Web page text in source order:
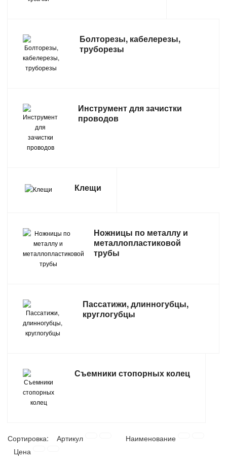
САНТЕХНИКА
СКЛАДСКОЕ ОБОРУДОВАНИЕ
СНЕГОУБОРОЧНЫЙ ИНВЕНТАРЬ
СТРОИТЕЛЬНЫЕ И ОТДЕЛОЧНЫЕ МАТЕРИАЛЫ
ТОВАРЫ ДЛЯ ДОМА
ТОВАРЫ ДЛЯ ЖИВОТНЫХ
ЭЛЕКТРОИНСТРУМЕНТЫ, БЕНЗОИНСТРУМЕНТЫ
ЭЛЕКТРОМОНТАЖНЫЕ ТОВАРЫ, СВЕТОТЕХНИКА
Болторезы, кабелерезы,
труборезы
Инструмент для зачистки
проводов
Клещи
Ножницы по металлу и
металлопластиковой
трубы
Пассатижи, длинногубцы,
круглогубцы
Съемники стопорных колец
Сортировка: Артикул
Наименование
Цена